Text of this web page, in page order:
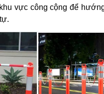
vực công cộng để